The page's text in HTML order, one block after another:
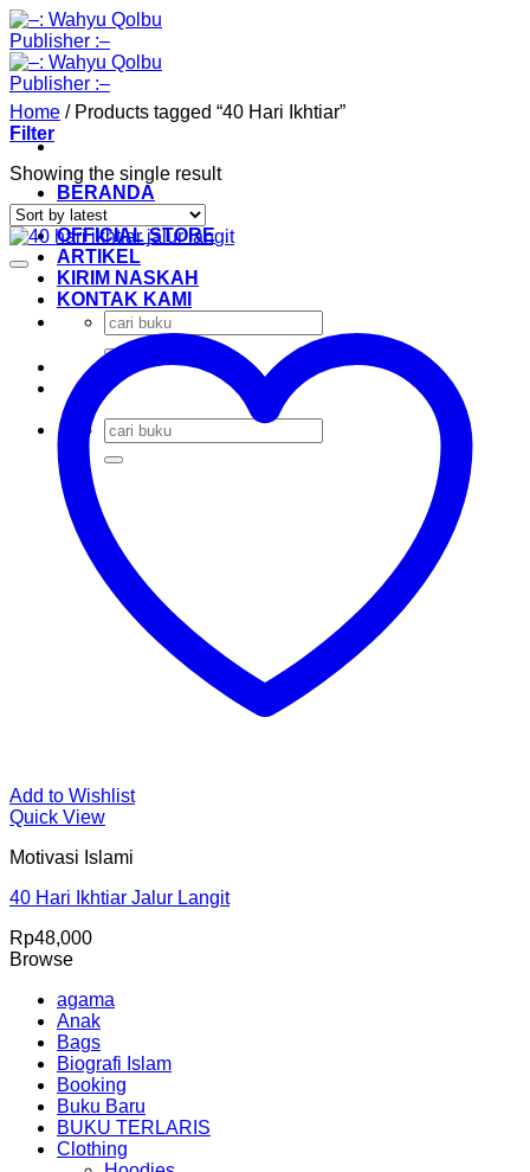
Skip
to
content
BERANDA
KATALOG
OFFICIAL STORE
ARTIKEL
KIRIM NASKAH
KONTAK KAMI
Search
for:
Search
for:
Home /Products tagged “40 Hari Ikhtiar”
Filter
Showing the single result
Add to Wishlist
Quick View
Motivasi Islami
40 Hari Ikhtiar Jalur Langit
Rp48,000
Browse
agama
Anak
Bags
Biografi Islam
Booking
Buku Baru
BUKU TERLARIS
Clothing